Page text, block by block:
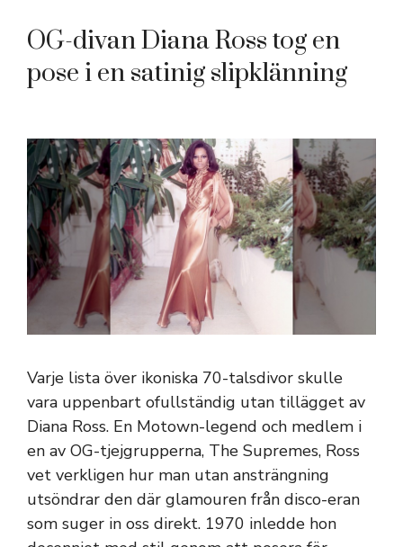
OG-divan Diana Ross tog en
pose i en satinig slipklänning
Varje lista över ikoniska 70-talsdivor skulle
vara uppenbart ofullständig utan tillägget av
Diana Ross. En Motown-legend och medlem i
en av OG-tjejgrupperna, The Supremes, Ross
vet verkligen hur man utan ansträngning
utsöndrar den där glamouren från disco-eran
som suger in oss direkt. 1970 inledde hon